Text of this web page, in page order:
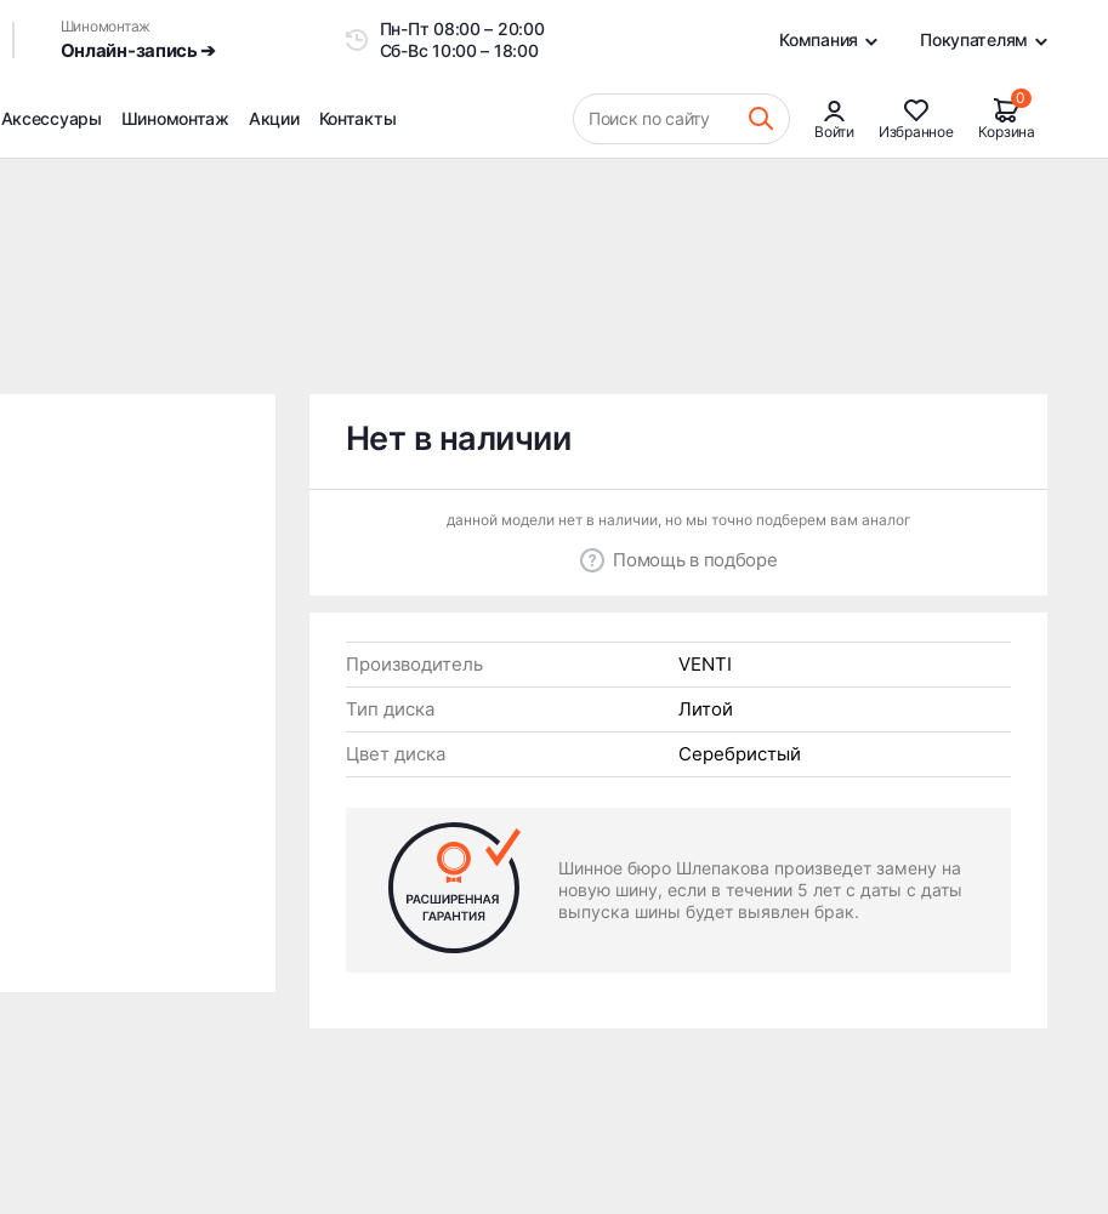
Шиномонтаж
Онлайн-запись ➔
Пн-Пт08:00 – 20:00
Сб-Вс10:00 – 18:00
Компания Покупателям
Аксессуары Шиномонтаж
Дошиповка, Ошиповка, Перешиповка зимней резины
Акции Контакты Поиск по сайту
Войти Избранное
0
Корзина
Нет в наличии
данной модели нет в наличии, но мы точно подберем вам аналог
Помощь в подборе
Производитель
VENTI
Тип диска
Литой
Цвет диска
Серебристый
Шинное бюро Шлепакова произведет замену на
новую шину, если в течении 5 лет с даты с даты
выпуска шины будет выявлен брак.